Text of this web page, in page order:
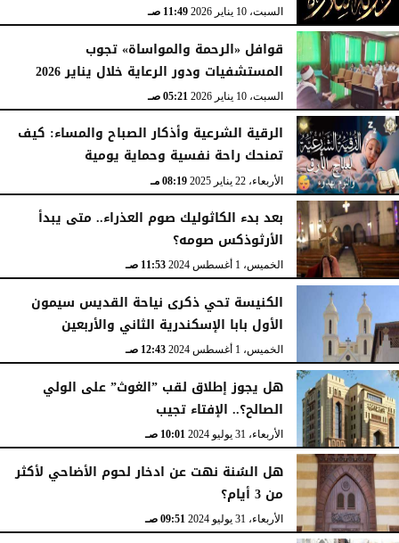
السبت، 10 يناير 2026 11:49 صـ
قوافل «الرحمة والمواساة» تجوب
المستشفيات ودور الرعاية خلال يناير 2026
السبت، 10 يناير 2026 05:21 صـ
الرقية الشرعية وأذكار الصباح والمساء: كيف
تمنحك راحة نفسية وحماية يومية
الأربعاء، 22 يناير 2025 08:19 مـ
بعد بدء الكاثوليك صوم العذراء.. متى يبدأ
الأرثوذكس صومه؟
الخميس، 1 أغسطس 2024 11:53 صـ
الكنيسة تحي ذكرى نياحة القديس سيمون
الأول بابا الإسكندرية الثاني والأربعين
الخميس، 1 أغسطس 2024 12:43 صـ
هل يجوز إطلاق لقب ”الغوث” على الولي
الصالح؟.. الإفتاء تجيب
الأربعاء، 31 يوليو 2024 10:01 صـ
هل السُنة نهت عن ادخار لحوم الأضاحي لأكثر
من 3 أيام؟
الأربعاء، 31 يوليو 2024 09:51 صـ